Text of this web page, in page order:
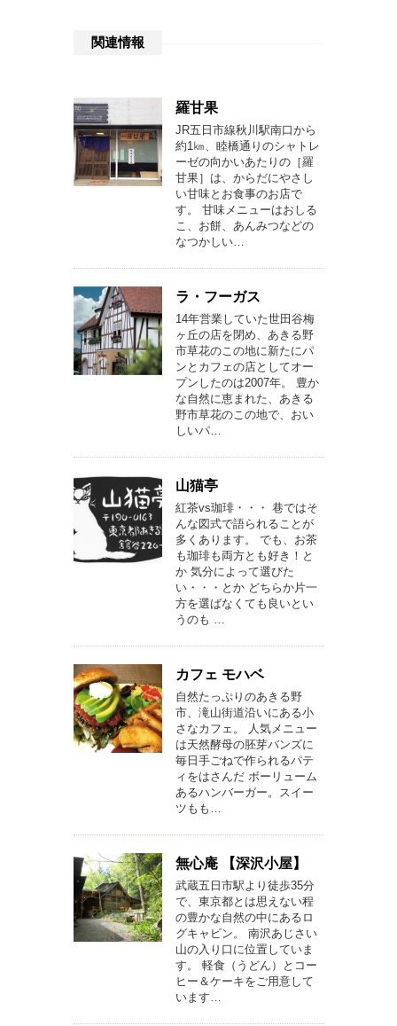
関連情報
羅甘果
JR五日市線秋川駅南口から
約1㎞、睦橋通りのシャトレ
ーゼの向かいあたりの［羅
甘果］は、からだにやさし
い甘味とお食事のお店で
す。 甘味メニューはおしる
こ、お餅、あんみつなどの
なつかしい…
ラ・フーガス
14年営業していた世田谷梅
ヶ丘の店を閉め、あきる野
市草花のこの地に新たにパ
ンとカフェの店としてオー
プンしたのは2007年。 豊か
な自然に恵まれた、あきる
野市草花のこの地で、おい
しいパ…
山猫亭
紅茶vs珈琲・・・ 巷ではそ
んな図式で語られることが
多くあります。 でも、お茶
も珈琲も両方とも好き！と
か 気分によって選びた
い・・・とか どちらか片一
方を選ばなくても良いとい
うのも …
カフェ モハベ
自然たっぷりのあきる野
市、滝山街道沿いにある小
さなカフェ。 人気メニュー
は天然酵母の胚芽バンズに
毎日手ごねで作られるパテ
ィをはさんだ ボーリューム
あるハンバーガー。スイー
ツもも…
無心庵 【深沢小屋】
武蔵五日市駅より徒歩35分
で、東京都とは思えない程
の豊かな自然の中にあるロ
グキャビン。 南沢あじさい
山の入り口に位置していま
す。 軽食（うどん）とコー
ヒー＆ケーキをご用意して
います…